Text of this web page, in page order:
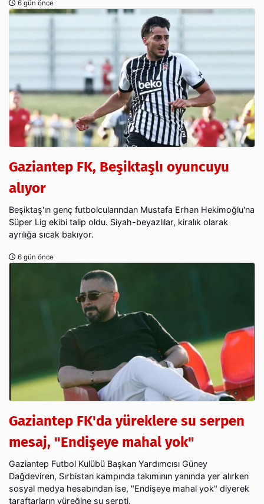
6 gün önce
Gaziantep FK, Beşiktaşlı oyuncuyu
alıyor
Beşiktaş'ın genç futbolcularından Mustafa Erhan Hekimoğlu'na
Süper Lig ekibi talip oldu. Siyah-beyazlılar, kiralık olarak
ayrılığa sıcak bakıyor.
6 gün önce
Gaziantep FK'da yüreklere su serpen
mesaj, "Endişeye mahal yok"
Gaziantep Futbol Kulübü Başkan Yardımcısı Güney
Dağdeviren, Sırbistan kampında takımının yanında yer alırken
sosyal medya hesabından ise, "Endişeye mahal yok" diyerek
taraftarların yüreğine su serpti.